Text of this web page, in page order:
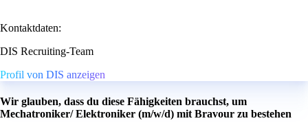
Kontaktdaten:
DIS Recruiting-Team
Profil von DIS anzeigen
Wir glauben, dass du diese Fähigkeiten brauchst, um
Mechatroniker/ Elektroniker (m/w/d) mit Bravour zu bestehen